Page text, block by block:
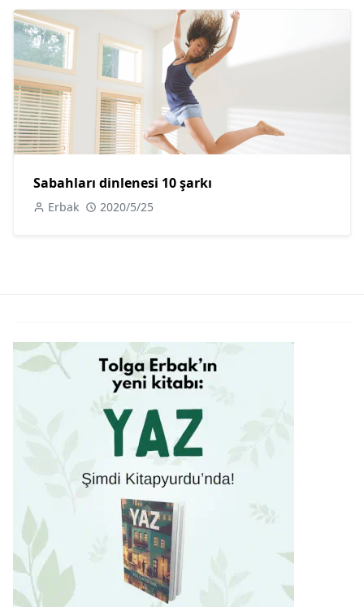
Sabahları dinlenesi 10 şarkı
Erbak 2020/5/25